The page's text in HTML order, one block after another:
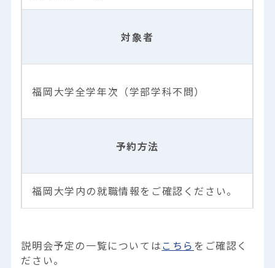
対象者
福岡大学全学年次（学部学科不問）
予約方法
福岡大学内の就職情報をご確認ください。
説明会予定の一覧については こちら をご確認く
ださい。